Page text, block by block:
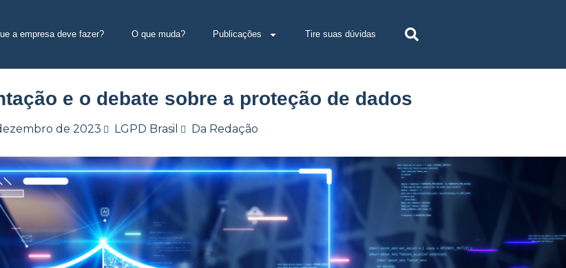
a empresa deve fazer? O que muda? Publicações Tire suas dúvidas
e o debate sobre a proteção de dados
de 2023 LGPD Brasil Da Redação